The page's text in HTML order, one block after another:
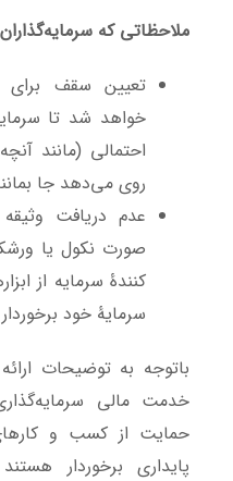
ملاحظاتی که
تعیین سقف برای
خواهد شد تا
احتمالی (مانند
روی می‌دهد جا
عدم دریافت
صورت نکول یا
کنندۀ سرمایه از
سرمایۀ خود
باتوجه به توضیحات
خدمت مالی
حمایت از کسب و
پایداری برخوردار